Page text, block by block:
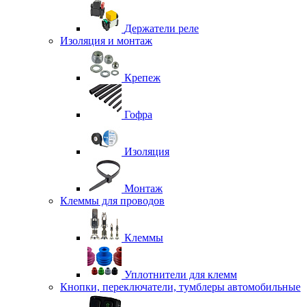
Держатели реле
Изоляция и монтаж
Крепеж
Гофра
Изоляция
Монтаж
Клеммы для проводов
Клеммы
Уплотнители для клемм
Кнопки, переключатели, тумблеры автомобильные